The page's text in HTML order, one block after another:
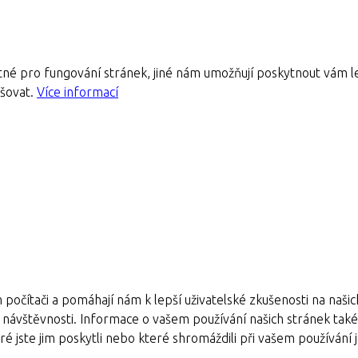
pro fungování stránek, jiné nám umožňují poskytnout
Více informací
a pomáhají nám k lepší uživatelské zkušenosti na
Informace o vašem používání našich stránek
jste jim poskytli nebo které shromáždili při vašem používání